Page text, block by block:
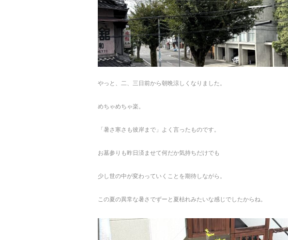
やっと、二、三日前から朝晩涼しくなりました。
めちゃめちゃ楽。
「暑さ寒さも彼岸まで」よく言ったものです。
お墓参りも昨日済ませて何だか気持ちだけでも
少し世の中が変わっていくことを期待しながら。
この夏の異常な暑さでずーと夏枯れみたいな感じでしたからね。